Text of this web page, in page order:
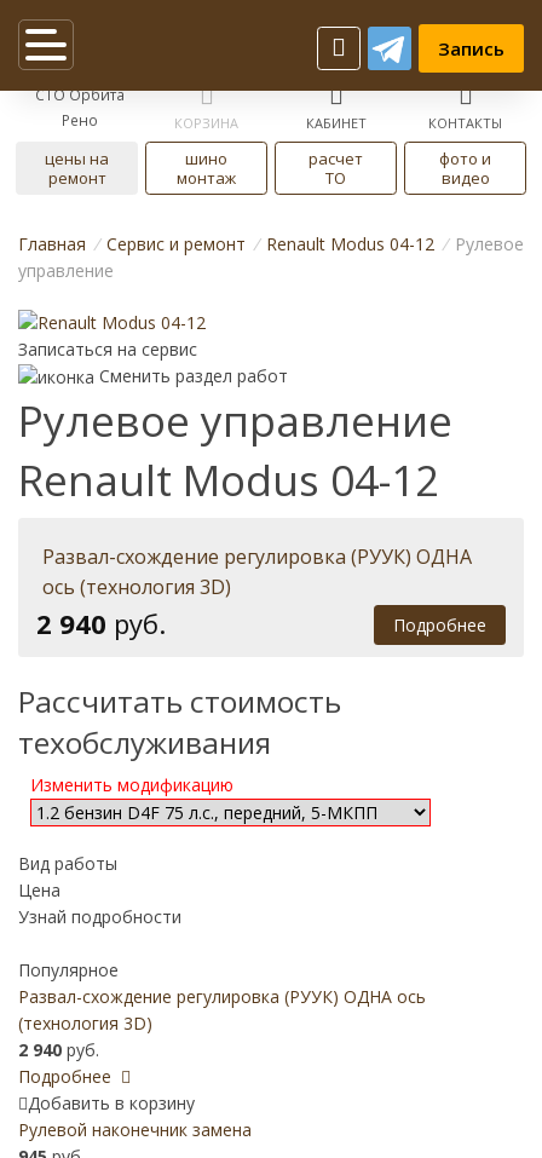
Запись
СТО Орбита
Рено
КОРЗИНА КАБИНЕТ КОНТАКТЫ
цены на
ремонт
шино
монтаж
расчет
ТО
фото и
видео
Главная / Cервис и ремонт / Renault Modus 04-12 / Рулевое
управление
Записаться на сервис
Сменить раздел работ
Рулевое управление
Renault Modus 04-12
Развал-схождение регулировка (РУУК) ОДНА
ось (технология 3D)
2 940 руб. Подробнее
Рассчитать стоимость
техобслуживания
Изменить модификацию
Вид работы
Цена
Узнай подробности
Популярное
Развал-схождение регулировка (РУУК) ОДНА ось
(технология 3D)
2 940 руб.
Подробнее
Добавить в корзину
Рулевой наконечник замена